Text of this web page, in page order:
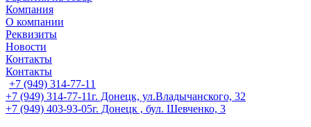
Компания
О компании
Реквизиты
Новости
Контакты
Контакты
+7 (949) 314-77-11
+7 (949) 314-77-11г. Донецк, ул.Владычанского, 32
+7 (949) 403-93-05г. Донецк , бул. Шевченко, 3